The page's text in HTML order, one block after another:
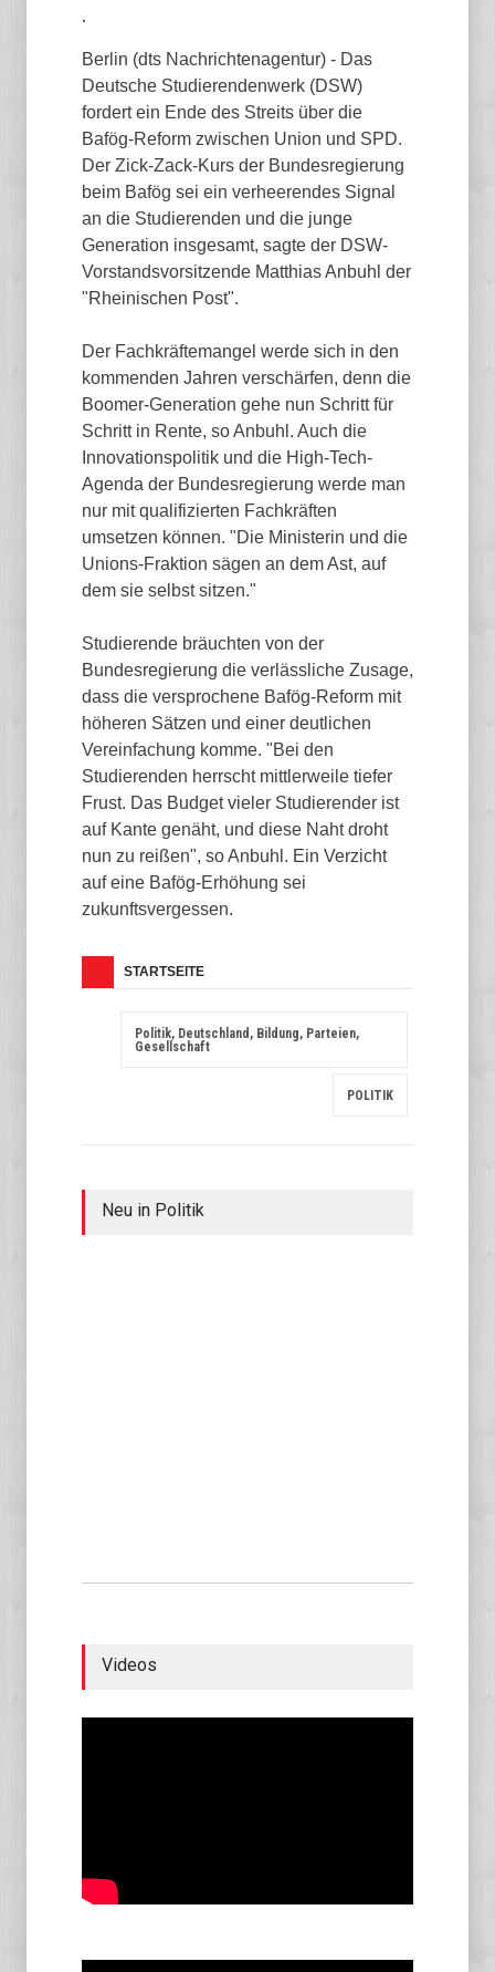
.
Berlin (dts Nachrichtenagentur) - Das
Deutsche Studierendenwerk (DSW)
fordert ein Ende des Streits über die
Bafög-Reform zwischen Union und SPD.
Der Zick-Zack-Kurs der Bundesregierung
beim Bafög sei ein verheerendes Signal
an die Studierenden und die junge
Generation insgesamt, sagte der DSW-
Vorstandsvorsitzende Matthias Anbuhl der
"Rheinischen Post".
Der Fachkräftemangel werde sich in den
kommenden Jahren verschärfen, denn die
Boomer-Generation gehe nun Schritt für
Schritt in Rente, so Anbuhl. Auch die
Innovationspolitik und die High-Tech-
Agenda der Bundesregierung werde man
nur mit qualifizierten Fachkräften
umsetzen können. "Die Ministerin und die
Unions-Fraktion sägen an dem Ast, auf
dem sie selbst sitzen."
Studierende bräuchten von der
Bundesregierung die verlässliche Zusage,
dass die versprochene Bafög-Reform mit
höheren Sätzen und einer deutlichen
Vereinfachung komme. "Bei den
Studierenden herrscht mittlerweile tiefer
Frust. Das Budget vieler Studierender ist
auf Kante genäht, und diese Naht droht
nun zu reißen", so Anbuhl. Ein Verzicht
auf eine Bafög-Erhöhung sei
zukunftsvergessen.
STARTSEITE
Politik, Deutschland, Bildung, Parteien,
Gesellschaft
POLITIK
Neu in Politik
Videos